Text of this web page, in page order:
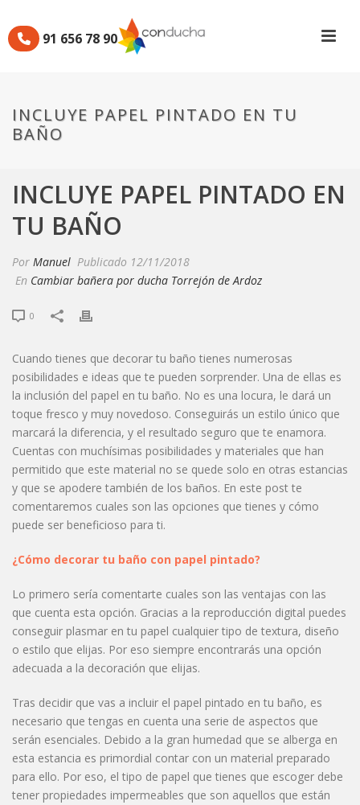
91 656 78 90
INCLUYE PAPEL PINTADO EN TU
BAÑO
INCLUYE PAPEL PINTADO EN
TU BAÑO
Por Manuel Publicado 12/11/2018
En Cambiar bañera por ducha Torrejón de Ardoz
0
Cuando tienes que decorar tu baño tienes numerosas
posibilidades e ideas que te pueden sorprender. Una de ellas es
la inclusión del papel en tu baño. No es una locura, le dará un
toque fresco y muy novedoso. Conseguirás un estilo único que
marcará la diferencia, y el resultado seguro que te enamora.
Cuentas con muchísimas posibilidades y materiales que han
permitido que este material no se quede solo en otras estancias
y que se apodere también de los baños. En este post te
comentaremos cuales son las opciones que tienes y cómo
puede ser beneficioso para ti.
¿Cómo decorar tu baño con papel pintado?
Lo primero sería comentarte cuales son las ventajas con las
que cuenta esta opción. Gracias a la reproducción digital puedes
conseguir plasmar en tu papel cualquier tipo de textura, diseño
o estilo que elijas. Por eso siempre encontrarás una opción
adecuada a la decoración que elijas.
Tras decidir que vas a incluir el papel pintado en tu baño, es
necesario que tengas en cuenta una serie de aspectos que
serán esenciales. Debido a la gran humedad que se alberga en
esta estancia es primordial contar con un material preparado
para ello. Por eso, el tipo de papel que tienes que escoger debe
tener propiedades impermeables que son aquellos que están